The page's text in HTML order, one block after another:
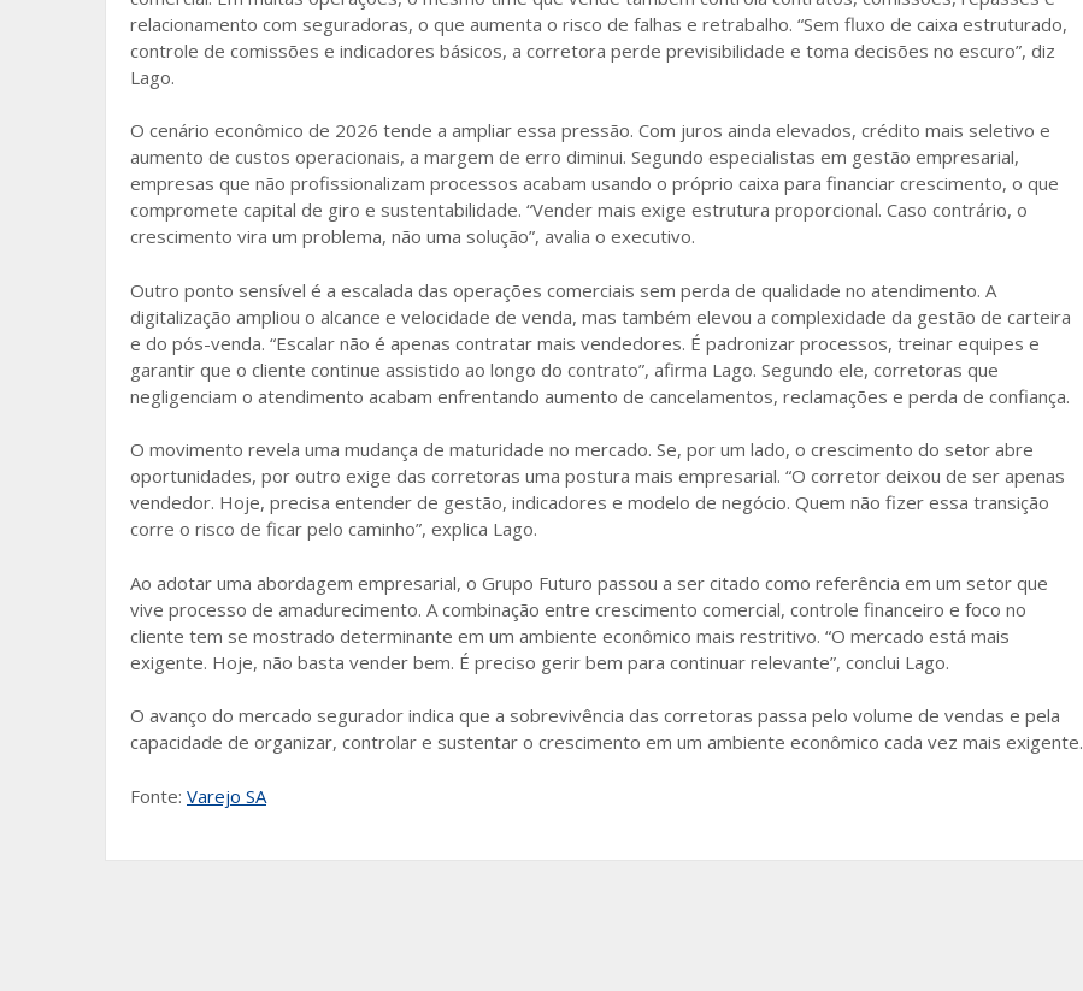
relacionamento com seguradoras, o que aumenta o risco de falhas e retrabalho. “Sem fluxo de caixa estruturado,
controle de comissões e indicadores básicos, a corretora perde previsibilidade e toma decisões no escuro”, diz
Lago.
O cenário econômico de 2026 tende a ampliar essa pressão. Com juros ainda elevados, crédito mais seletivo e
aumento de custos operacionais, a margem de erro diminui. Segundo especialistas em gestão empresarial,
empresas que não profissionalizam processos acabam usando o próprio caixa para financiar crescimento, o que
compromete capital de giro e sustentabilidade. “Vender mais exige estrutura proporcional. Caso contrário, o
crescimento vira um problema, não uma solução”, avalia o executivo.
Outro ponto sensível é a escalada das operações comerciais sem perda de qualidade no atendimento. A
digitalização ampliou o alcance e velocidade de venda, mas também elevou a complexidade da gestão de carteira
e do pós-venda. “Escalar não é apenas contratar mais vendedores. É padronizar processos, treinar equipes e
garantir que o cliente continue assistido ao longo do contrato”, afirma Lago. Segundo ele, corretoras que
negligenciam o atendimento acabam enfrentando aumento de cancelamentos, reclamações e perda de confiança.
O movimento revela uma mudança de maturidade no mercado. Se, por um lado, o crescimento do setor abre
oportunidades, por outro exige das corretoras uma postura mais empresarial. “O corretor deixou de ser apenas
vendedor. Hoje, precisa entender de gestão, indicadores e modelo de negócio. Quem não fizer essa transição
corre o risco de ficar pelo caminho”, explica Lago.
Ao adotar uma abordagem empresarial, o Grupo Futuro passou a ser citado como referência em um setor que
vive processo de amadurecimento. A combinação entre crescimento comercial, controle financeiro e foco no
cliente tem se mostrado determinante em um ambiente econômico mais restritivo. “O mercado está mais
exigente. Hoje, não basta vender bem. É preciso gerir bem para continuar relevante”, conclui Lago.
O avanço do mercado segurador indica que a sobrevivência das corretoras passa pelo volume de vendas e pela
capacidade de organizar, controlar e sustentar o crescimento em um ambiente econômico cada vez mais exigente.
Fonte: Varejo SA